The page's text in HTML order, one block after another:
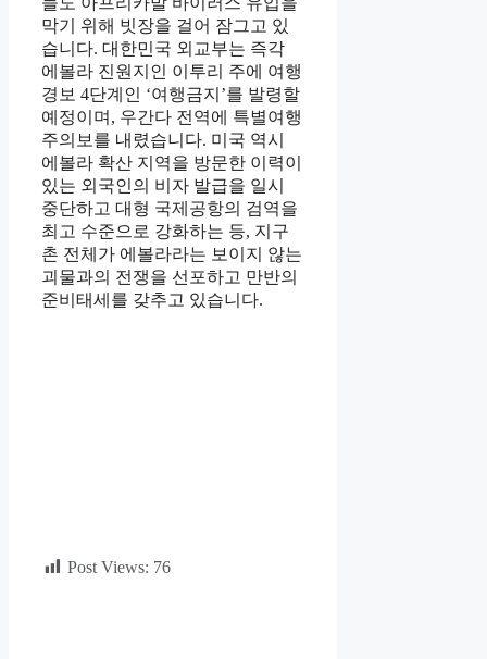
막기 위해 빗장을 걸어 잠그고 있
습니다. 대한민국 외교부는 즉각
에볼라 진원지인 이투리 주에 여행
경보 4단계인 ‘여행금지’를 발령할
예정이며, 우간다 전역에 특별여행
주의보를 내렸습니다. 미국 역시
에볼라 확산 지역을 방문한 이력이
있는 외국인의 비자 발급을 일시
중단하고 대형 국제공항의 검역을
최고 수준으로 강화하는 등, 지구
촌 전체가 에볼라라는 보이지 않는
괴물과의 전쟁을 선포하고 만반의
준비태세를 갖추고 있습니다.
Post Views: 76